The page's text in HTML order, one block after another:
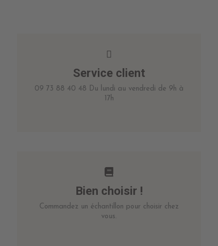
Service client
09 73 88 40 48 Du lundi au vendredi de 9h à
17h
Bien choisir !
Commandez un échantillon pour choisir chez
vous.